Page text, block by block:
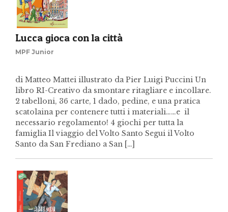
Lucca gioca con la città
MPF Junior
di Matteo Mattei illustrato da Pier Luigi Puccini Un
libro RI-Creativo da smontare ritagliare e incollare.
2 tabelloni, 36 carte, 1 dado, pedine, e una pratica
scatolaina per contenere tutti i materiali……e il
necessario regolamento! 4 giochi per tutta la
famiglia Il viaggio del Volto Santo Segui il Volto
Santo da San Frediano a San […]